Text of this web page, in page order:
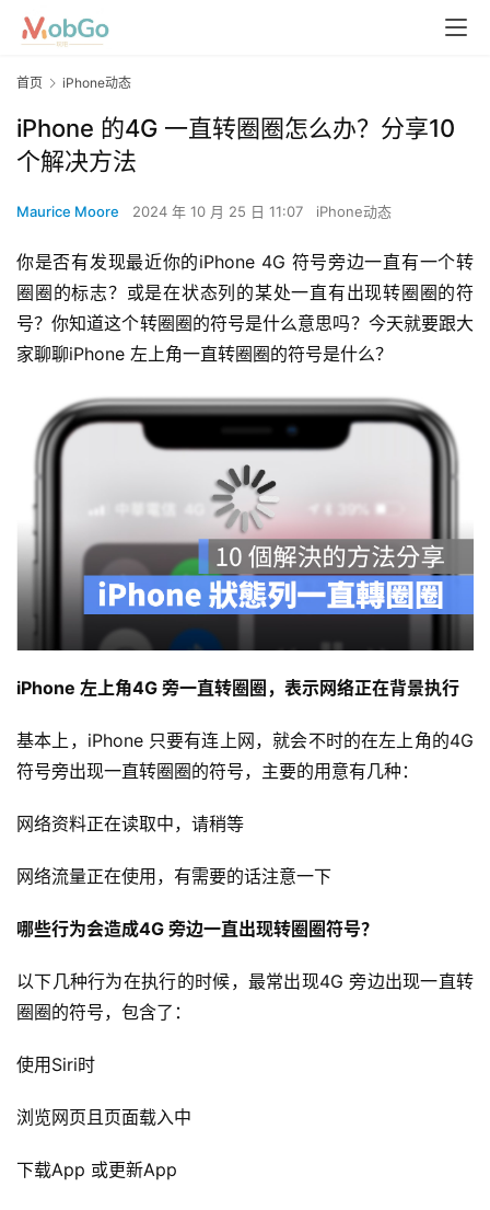
首页 iPhone动态
iPhone 的4G 一直转圈圈怎么办？分享10
个解决方法
Maurice Moore 2024 年 10 月 25 日 11:07 iPhone动态
你是否有发现最近你的iPhone 4G 符号旁边一直有一个转
圈圈的标志？或是在状态列的某处一直有出现转圈圈的符
号？你知道这个转圈圈的符号是什么意思吗？今天就要跟大
家聊聊iPhone 左上角一直转圈圈的符号是什么？
iPhone 左上角4G 旁一直转圈圈，表示网络正在背景执行
基本上，iPhone 只要有连上网，就会不时的在左上角的4G
符号旁出现一直转圈圈的符号，主要的用意有几种：
网络资料正在读取中，请稍等
网络流量正在使用，有需要的话注意一下
哪些行为会造成4G 旁边一直出现转圈圈符号？
以下几种行为在执行的时候，最常出现4G 旁边出现一直转
圈圈的符号，包含了：
使用Siri时
浏览网页且页面载入中
下载App 或更新App